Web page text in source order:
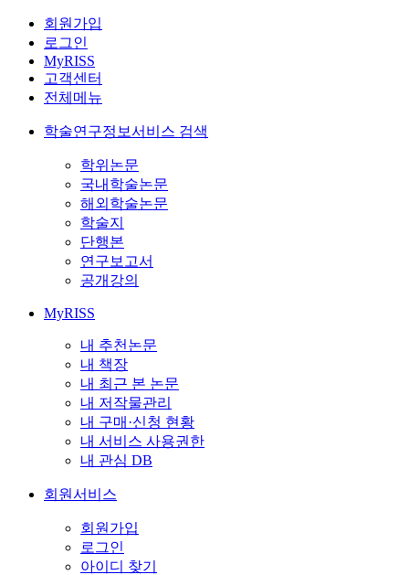
회원가입
로그인
MyRISS
고객센터
전체메뉴
학술연구정보서비스 검색
학위논문
국내학술논문
해외학술논문
학술지
단행본
연구보고서
공개강의
MyRISS
내 추천논문
내 책장
내 최근 본 논문
내 저작물관리
내 구매·신청 현황
내 서비스 사용권한
내 관심 DB
회원서비스
회원가입
로그인
아이디 찾기